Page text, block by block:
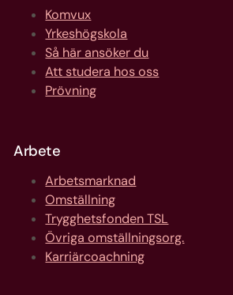
Komvux
Yrkeshögskola
Så här ansöker du
Att studera hos oss
Prövning
Arbete
Arbetsmarknad
Omställning
Trygghetsfonden TSL
Övriga omställningsorg.
Karriärcoachning